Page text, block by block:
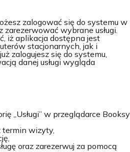
zalogować się do systemu w
wybrane usługi.
iż aplikacja dostępna jest
stacjonarnych, jak i
zalogujesz się do systemu,
danej usługi wygląda
„Usługi” w przeglądarce Booksy
termin wizyty,
oraz zarezerwuj za pomocą